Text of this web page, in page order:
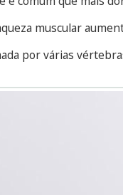
muscular
por várias